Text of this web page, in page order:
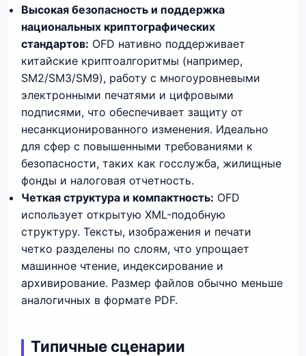
Высокая безопасность и поддержка
национальных криптографических
стандартов: OFD нативно поддерживает
китайские криптоалгоритмы (например,
SM2/SM3/SM9), работу с многоуровневыми
электронными печатями и цифровыми
подписями, что обеспечивает защиту от
несанкционированного изменения. Идеально
для сфер с повышенными требованиями к
безопасности, таких как госслужба, жилищные
фонды и налоговая отчетность.
Четкая структура и компактность: OFD
использует открытую XML-подобную
структуру. Тексты, изображения и печати
четко разделены по слоям, что упрощает
машинное чтение, индексирование и
архивирование. Размер файлов обычно меньше
аналогичных в формате PDF.
Типичные сценарии